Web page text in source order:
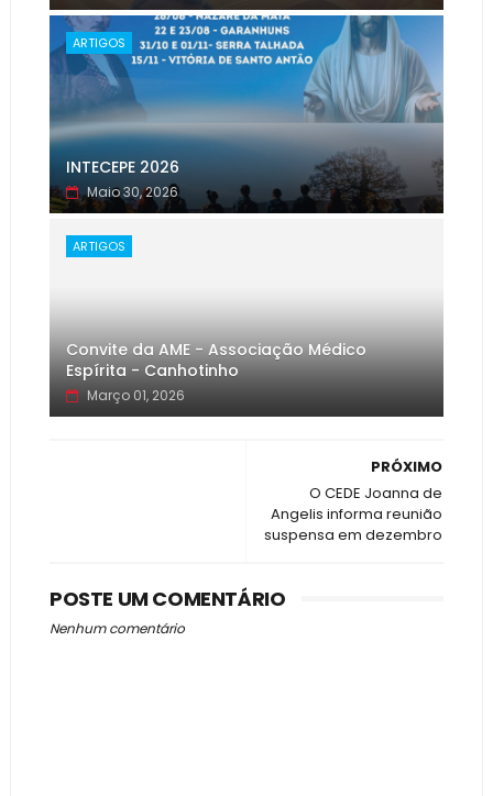
ARTIGOS
INTECEPE 2026
Maio 30, 2026
ARTIGOS
Convite da AME - Associação Médico
Espírita - Canhotinho
Março 01, 2026
PRÓXIMO
O CEDE Joanna de
Angelis informa reunião
suspensa em dezembro
POSTE UM COMENTÁRIO
Nenhum comentário